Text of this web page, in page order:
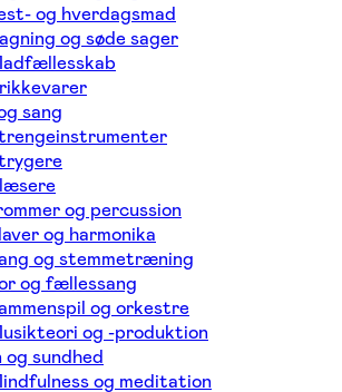
og hverdagsmad
og søde sager
sang
og percussion
og harmonika
og stemmetræning
og fællessang
og orkestre
og -produktion
sundhed
og meditation